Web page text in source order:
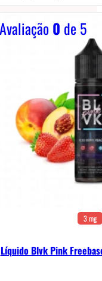
Avaliação0 de 5
3 mg
Líquido Blvk Pink